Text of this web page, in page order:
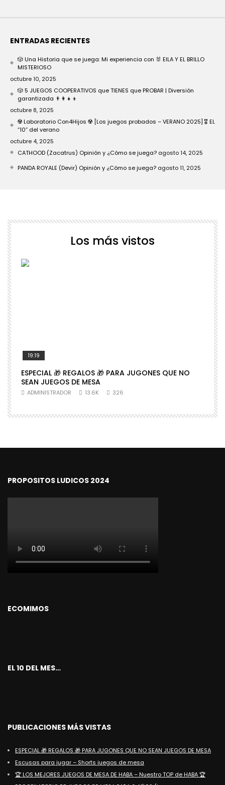
ENTRADAS RECIENTES
🎲 Una Historia que se juega: Mi experiencia con 🐰 EILA Y EL BRILLO
MISTERIOSO
octubre 10, 2025
🎲 5 JUEGOS COOPERATIVOS que TIENES que PROBAR | Diversión
garantizada 👨‍👩‍👧‍👦
octubre 8, 2025
☢️ Laboratorio Con4Hijos ☢️ [Los juegos probados – VERANO 2025] 🎖️ EL
“10” del verano
octubre 4, 2025
CATHOOD (Zacatrus) Opinión y ¿Cómo se juega? agosto 14, 2025
PANDA ROYALE (Devir) Opinión y ¿Cómo se juega? agosto 11, 2025
Los más vistos
19:19
ESPECIAL 🎁 REGALOS 🎁 PARA JUGONES QUE NO
SEAN JUEGOS DE MESA
ADMINISTRADOR 13.6K 326
PROPOSITOS LUDICOS 2024
ECOMIMOS
EL 10 DEL MES…
PUBLICACIONES MÁS VISTAS
ESPECIAL 🎁 REGALOS 🎁 PARA JUGONES QUE NO SEAN JUEGOS DE MESA
Escusas para jugar – Shorts juegos de mesa
🏆 LOS MEJORES JUEGOS DE MESA DE HABA – Nuestro TOP de HABA 🏆